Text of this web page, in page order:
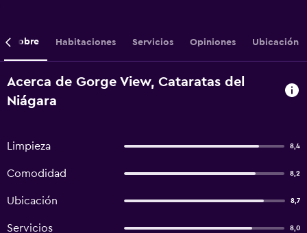
Sobre Habitaciones Servicios Opiniones Ubicación
Acerca de Gorge View, Cataratas del
Niágara
Limpieza 8,4
Comodidad 8,2
Ubicación 8,7
Servicios 8,0